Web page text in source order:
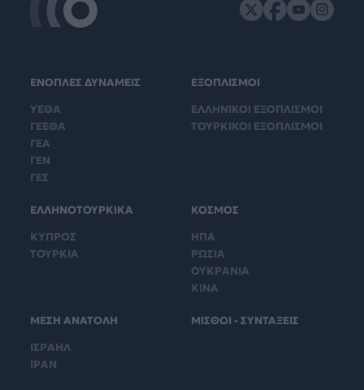
ΕΝΟΠΛΕΣ ΔΥΝΑΜΕΙΣ
ΥΕΘΑ
ΓΕΕΘΑ
ΓΕΑ
ΓΕΝ
ΓΕΣ
ΕΞΟΠΛΙΣΜΟΙ
ΕΛΛΗΝΙΚΟΙ ΕΞΟΠΛΙΣΜΟΙ
ΤΟΥΡΚΙΚΟΙ ΕΞΟΠΛΙΣΜΟΙ
ΕΛΛΗΝΟΤΟΥΡΚΙΚΑ
ΚΥΠΡΟΣ
ΤΟΥΡΚΙΑ
ΚΟΣΜΟΣ
ΗΠΑ
ΡΩΣΙΑ
ΟΥΚΡΑΝΙΑ
ΚΙΝΑ
ΜΕΣΗ ΑΝΑΤΟΛΗ
ΙΣΡΑΗΛ
ΙΡΑΝ
ΜΙΣΘΟΙ - ΣΥΝΤΑΞΕΙΣ